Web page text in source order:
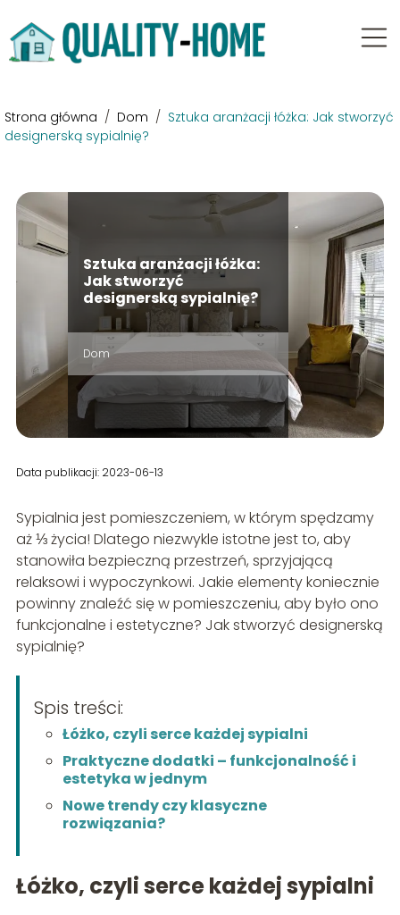
Strona główna / Dom / Sztuka aranżacji łóżka: Jak stworzyć
designerską sypialnię?
Sztuka aranżacji łóżka:
Jak stworzyć
designerską sypialnię?
Dom
Data publikacji: 2023-06-13
Sypialnia jest pomieszczeniem, w którym spędzamy
aż ⅓ życia! Dlatego niezwykle istotne jest to, aby
stanowiła bezpieczną przestrzeń, sprzyjającą
relaksowi i wypoczynkowi. Jakie elementy koniecznie
powinny znaleźć się w pomieszczeniu, aby było ono
funkcjonalne i estetyczne? Jak stworzyć designerską
sypialnię?
Spis treści:
Łóżko, czyli serce każdej sypialni
Praktyczne dodatki – funkcjonalność i
estetyka w jednym
Nowe trendy czy klasyczne
rozwiązania?
Łóżko, czyli serce każdej sypialni